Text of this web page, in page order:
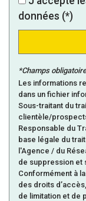
Familles sans
Familles avec
Appartements
Familles avec
données (*)
*Champs
Les informations
dans un fichier
Sous-traitant du
clientèle/
Responsable du
base légale du
l'Agence / du
de suppression et
Conformément à
des droits
de limitation et de